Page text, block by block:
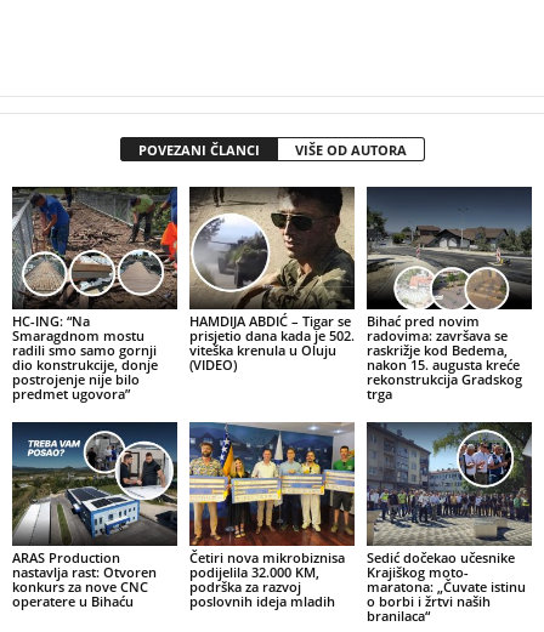
POVEZANI ČLANCI VIŠE OD AUTORA
HC-ING: “Na
Smaragdnom mostu
radili smo samo gornji
dio konstrukcije, donje
postrojenje nije bilo
predmet ugovora”
HAMDIJA ABDIĆ – Tigar se
prisjetio dana kada je 502.
viteška krenula u Oluju
(VIDEO)
Bihać pred novim
radovima: završava se
raskrižje kod Bedema,
nakon 15. augusta kreće
rekonstrukcija Gradskog
trga
ARAS Production
nastavlja rast: Otvoren
konkurs za nove CNC
operatere u Bihaću
Četiri nova mikrobiznisa
podijelila 32.000 KM,
podrška za razvoj
poslovnih ideja mladih
Sedić dočekao učesnike
Krajiškog moto-
maratona: „Čuvate istinu
o borbi i žrtvi naših
branilaca“